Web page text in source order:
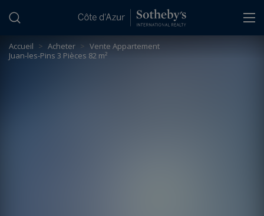
Accueil > Acheter > Vente Appartement
Juan-les-Pins 3 Pièces 82 m²